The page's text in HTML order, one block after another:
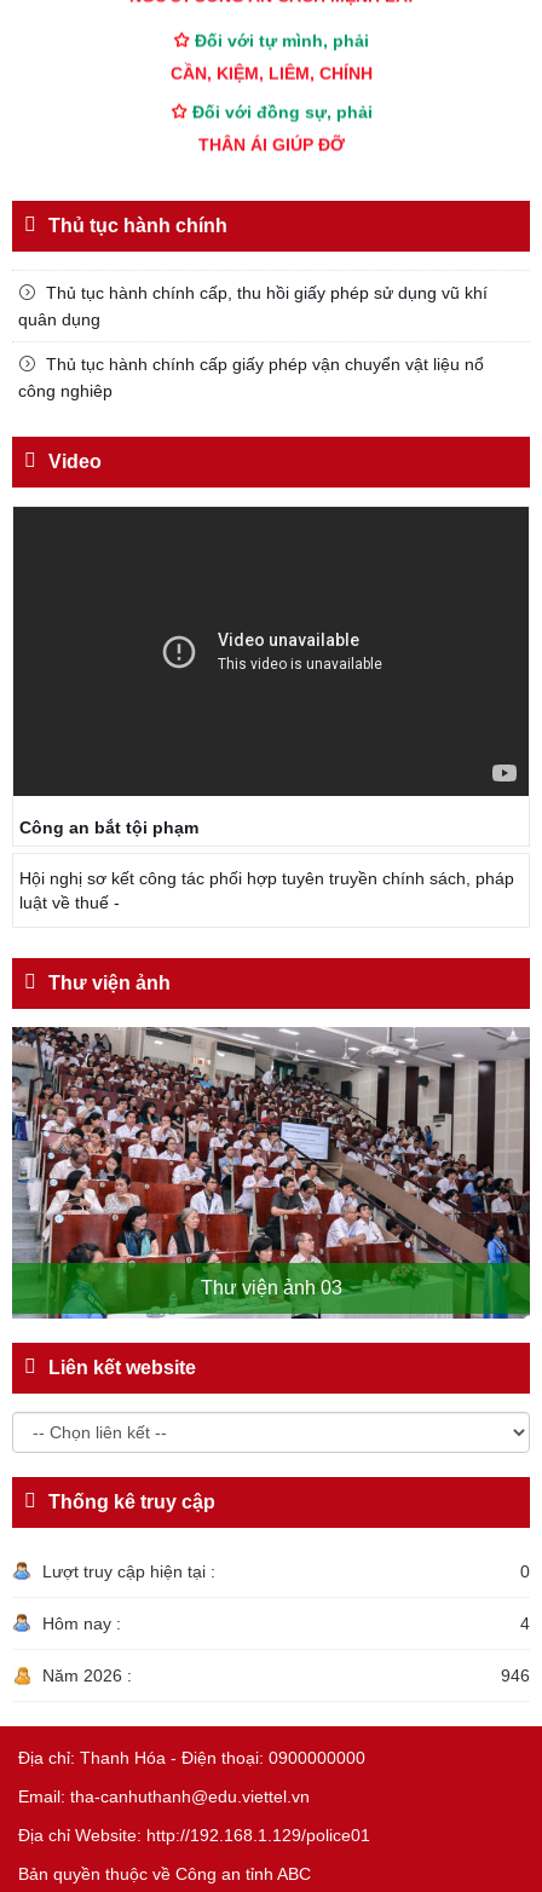
Đối với tự mình, phải
CẦN, KIỆM, LIÊM, CHÍNH
Đối với đồng sự, phải
THÂN ÁI GIÚP ĐỠ
gửi Công an Khu XII,
Thủ tục hành chính
Thủ tục hành chính cấp, thu hồi giấy phép sử dụng vũ khí
quân dụng
Thủ tục hành chính cấp giấy phép vận chuyển vật liệu nổ
công nghiêp
Video
Công an bắt tội phạm
Hội nghị sơ kết công tác phối hợp tuyên truyền chính sách, pháp
luật về thuế -
Thư viện ảnh
Thư viện ảnh 03
Liên kết website
Thống kê truy cập
Lượt truy cập hiện tại : 0
Hôm nay : 4
Năm 2026 : 946
Địa chỉ: Thanh Hóa - Điện thoại: 0900000000
Email: tha-canhuthanh@edu.viettel.vn
Địa chỉ Website: http://192.168.1.129/police01
Bản quyền thuộc về Công an tỉnh ABC